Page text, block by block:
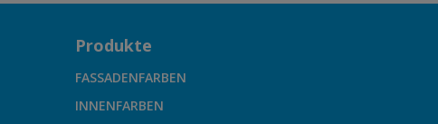
Produkte
FASSADENFARBEN
INNENFARBEN